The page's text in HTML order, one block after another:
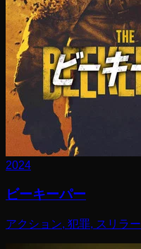
2024
ビーキーパー
アクション, 犯罪, スリラー